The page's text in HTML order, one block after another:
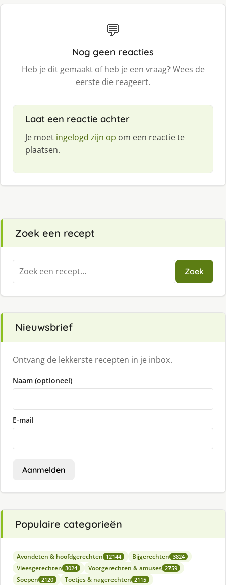
💬
Nog geen reacties
Heb je dit gemaakt of heb je een vraag? Wees de
eerste die reageert.
Laat een reactie achter
Je moet ingelogd zijn op om een reactie te
plaatsen.
Zoek een recept
Zoeken
naar:
Zoek
Nieuwsbrief
Ontvang de lekkerste recepten in je inbox.
Naam (optioneel)
E-mail
Aanmelden
Populaire categorieën
Avondeten & hoofdgerechten 12144 Bijgerechten 3824
Vleesgerechten 3024 Voorgerechten & amuses 2759
Soepen 2120 Toetjes & nagerechten 2115